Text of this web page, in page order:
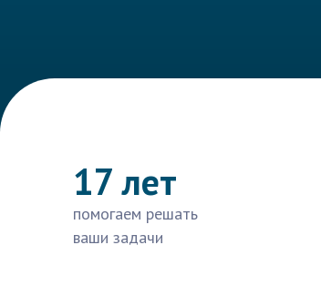
17 лет
помогаем решать
ваши задачи